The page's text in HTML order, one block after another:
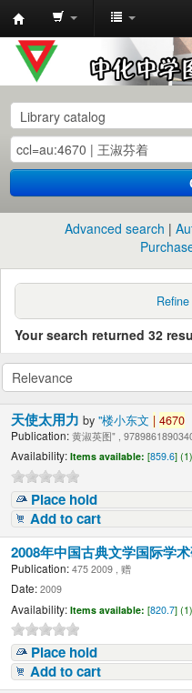
中
化
中
学
图
书
馆
目
Advanced search
Your search returned 32
天使太用力by"楼小东文 | 4670
Publication: 黄淑英图" ,
Availability: Items available: [859.6]
Place hold
Add to cart
2008年中国古典文学国际学
Publication: 475 2009 , 赠
Date: 2009
Availability: Items available: [820.7]
Place hold
Add to cart